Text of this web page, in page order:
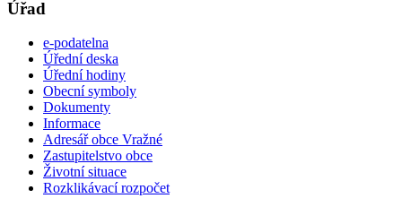
Úřad
e-podatelna
Úřední deska
Úřední hodiny
Obecní symboly
Dokumenty
Informace
Adresář obce Vražné
Zastupitelstvo obce
Životní situace
Rozklikávací rozpočet